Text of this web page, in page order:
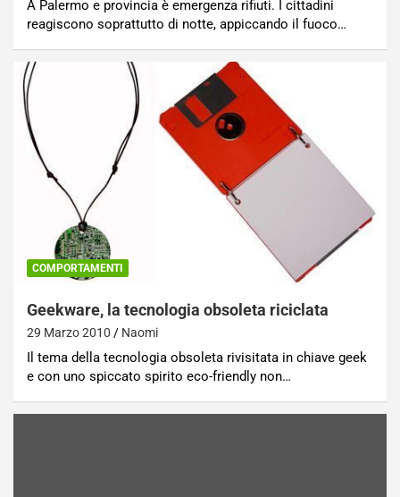
A Palermo e provincia è emergenza rifiuti. I cittadini
reagiscono soprattutto di notte, appiccando il fuoco…
COMPORTAMENTI
Geekware, la tecnologia obsoleta riciclata
29 Marzo 2010 Naomi
Il tema della tecnologia obsoleta rivisitata in chiave geek
e con uno spiccato spirito eco-friendly non…